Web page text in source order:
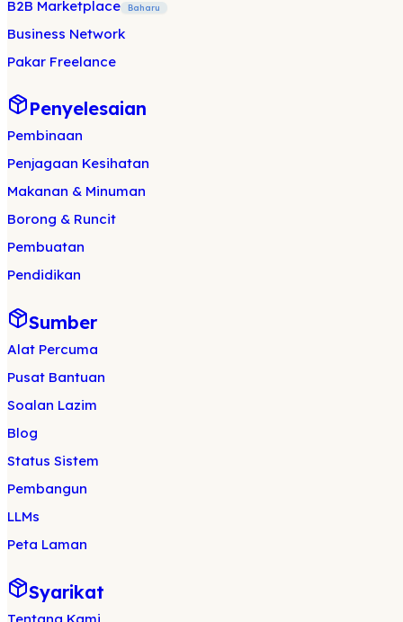
B2B Marketplace
Baharu
Business Network
Pakar Freelance
Penyelesaian
Pembinaan
Penjagaan Kesihatan
Makanan & Minuman
Borong & Runcit
Pembuatan
Pendidikan
Sumber
Alat Percuma
Pusat Bantuan
Soalan Lazim
Blog
Status Sistem
Pembangun
LLMs
Peta Laman
Syarikat
Tentang Kami